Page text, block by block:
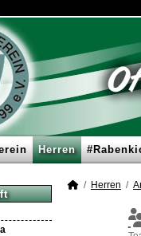
Herren
Herren